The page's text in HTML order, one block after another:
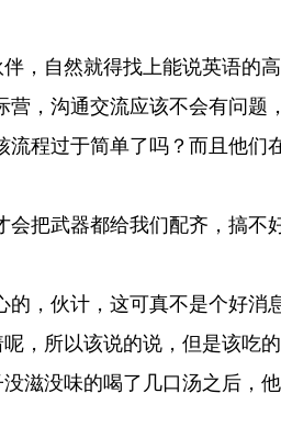
，自然就得找上能说英语的高
营，沟通交流应该不会有问
程过于简单了吗？而且他
把武器都给我们配齐，搞不
，伙计，这可真不是个好消
所以该说的说，但是该吃的
没味的喝了几口汤之后，